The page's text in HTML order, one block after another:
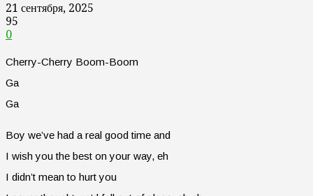
21 сентября, 2025
95
0
Cherry-Cherry Boom-Boom
Ga
Ga
Boy we’ve had a real good time and
I wish you the best on your way, eh
I didn’t mean to hurt you